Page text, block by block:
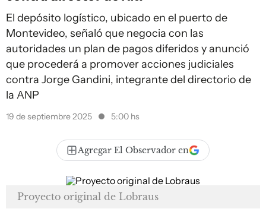
El depósito logístico, ubicado en el puerto de
Montevideo, señaló que negocia con las
autoridades un plan de pagos diferidos y anunció
que procederá a promover acciones judiciales
contra Jorge Gandini, integrante del directorio de
la ANP
19 de septiembre 2025 5:00 hs
Agregar El Observador en
Proyecto original de Lobraus